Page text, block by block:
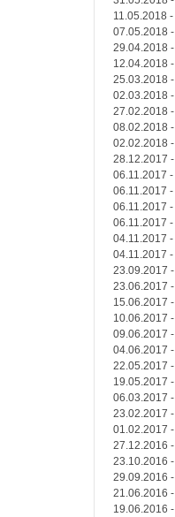
11.05.2018 -
07.05.2018 -
29.04.2018 -
12.04.2018 -
25.03.2018 -
02.03.2018 -
27.02.2018 -
08.02.2018 -
02.02.2018 -
28.12.2017 -
06.11.2017 -
06.11.2017 -
06.11.2017 -
06.11.2017 -
04.11.2017 -
04.11.2017 -
23.09.2017 -
23.06.2017 -
15.06.2017 -
10.06.2017 -
09.06.2017 -
04.06.2017 -
22.05.2017 -
19.05.2017 -
06.03.2017 -
23.02.2017 -
01.02.2017 -
27.12.2016 -
23.10.2016 -
29.09.2016 -
21.06.2016 -
19.06.2016 -